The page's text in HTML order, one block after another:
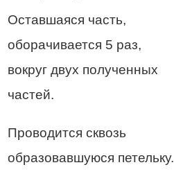
Оставшаяся часть,
оборачивается 5 раз,
вокруг двух полученных
частей.
Проводится сквозь
образовавшуюся петельку.